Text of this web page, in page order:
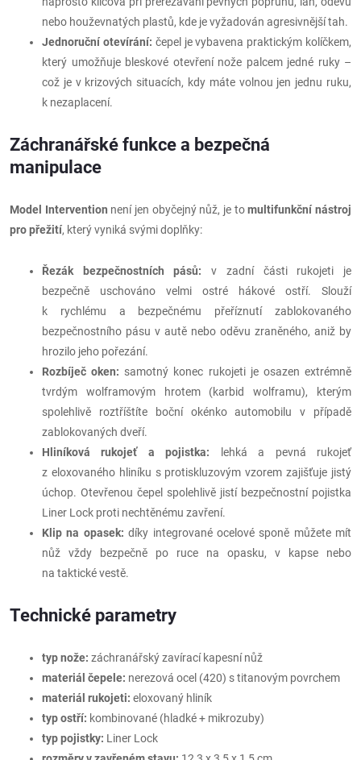
nebo houževnatých plastů, kde je vyžadován agresivnější tah.
Jednoruční otevírání: čepel je vybavena praktickým kolíčkem,
který umožňuje bleskové otevření nože palcem jedné ruky –
což je v krizových situacích, kdy máte volnou jen jednu ruku,
k nezaplacení.
Záchranářské funkce a bezpečná
manipulace
Model Intervention není jen obyčejný nůž, je tomultifunkční nástroj
pro přežití, který vyniká svými doplňky:
Řezák bezpečnostních pásů: v zadní části rukojeti je
bezpečně uschováno velmi ostré hákové ostří. Slouží
k rychlému a bezpečnému přeříznutí zablokovaného
bezpečnostního pásu v autě nebo oděvu zraněného, aniž by
hrozilo jeho pořezání.
Rozbíječ oken: samotný konec rukojeti je osazen extrémně
tvrdým wolframovým hrotem (karbid wolframu), kterým
spolehlivě roztříštíte boční okénko automobilu v případě
zablokovaných dveří.
Hliníková rukojeť a pojistka: lehká a pevná rukojeť
z eloxovaného hliníku s protiskluzovým vzorem zajišťuje jistý
úchop. Otevřenou čepel spolehlivě jistí bezpečnostní pojistka
Liner Lock proti nechtěnému zavření.
Klip na opasek: díky integrované ocelové sponě můžete mít
nůž vždy bezpečně po ruce na opasku, v kapse nebo
na taktické vestě.
Technické parametry
typ nože: záchranářský zavírací kapesní nůž
materiál čepele: nerezová ocel (420) s titanovým povrchem
materiál rukojeti: eloxovaný hliník
typ ostří: kombinované (hladké + mikrozuby)
typ pojistky: Liner Lock